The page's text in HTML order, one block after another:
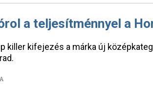
a teljesítménnyel a
killer kifejezés a márka új